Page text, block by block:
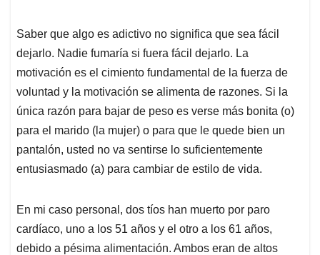
Saber que algo es adictivo no significa que sea fácil
dejarlo. Nadie fumaría si fuera fácil dejarlo. La
motivación es el cimiento fundamental de la fuerza de
voluntad y la motivación se alimenta de razones. Si la
única razón para bajar de peso es verse más bonita (o)
para el marido (la mujer) o para que le quede bien un
pantalón, usted no va sentirse lo suficientemente
entusiasmado (a) para cambiar de estilo de vida.
En mi caso personal, dos tíos han muerto por paro
cardíaco, uno a los 51 años y el otro a los 61 años,
debido a pésima alimentación. Ambos eran de altos